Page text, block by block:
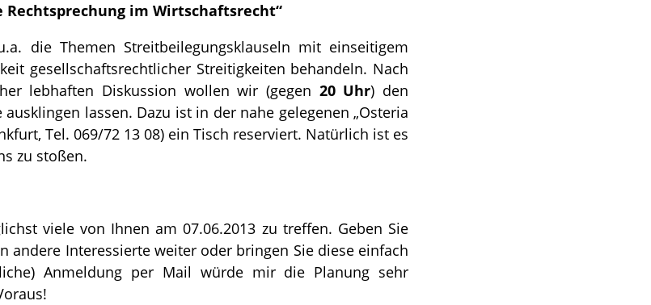
Rechtsprechung im Wirtschaftsrecht“
die Themen Streitbeilegungsklauseln mit einseitigem
gesellschaftsrechtlicher Streitigkeiten behandeln. Nach
lebhaften Diskussion wollen wir (gegen 20 Uhr) den
lassen. Dazu ist in der nahe gelegenen „Osteria
Tel. 069/72 13 08) ein Tisch reserviert. Natürlich ist es
zu stoßen.
viele von Ihnen am 07.06.2013 zu treffen. Geben Sie
andere Interessierte weiter oder bringen Sie diese einfach
Anmeldung per Mail würde mir die Planung sehr